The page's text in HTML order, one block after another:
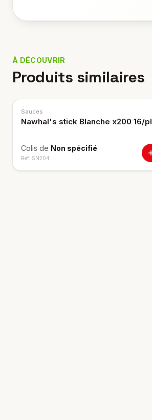
À DÉCOUVRIR
Produits similaires
Sauces
Nawhal's stick Blanche x200 16/pl
Colis de Non spécifié
Ref. SN204